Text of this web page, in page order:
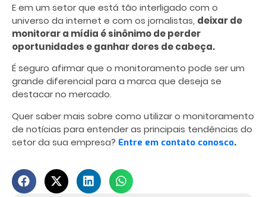
E em um setor que está tão interligado com o
universo da internet e com os jornalistas, deixar de
monitorar a mídia é sinônimo de perder
oportunidades e ganhar dores de cabeça.
É seguro afirmar que o monitoramento pode ser um
grande diferencial para a marca que deseja se
destacar no mercado.
Quer saber mais sobre como utilizar o monitoramento
de notícias para entender as principais tendências do
setor da sua empresa? Entre em contato conosco.